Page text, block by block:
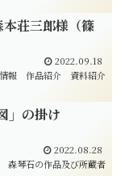
荘三郎様（篠
2022.09.18
報
作品紹介 資料紹介
」の掛け
2022.08.28
森琴石の作品及び所蔵者